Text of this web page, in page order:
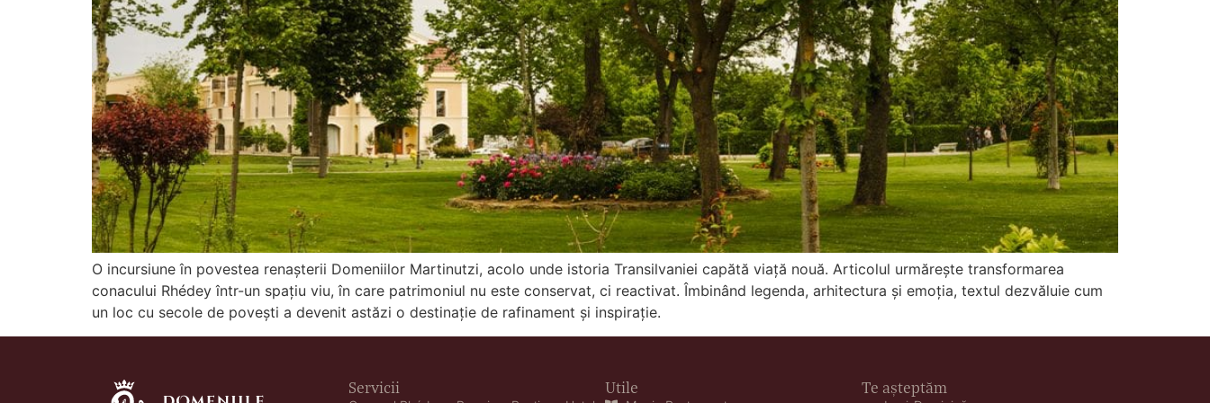
O incursiune în povestea renașterii Domeniilor Martinutzi, acolo unde istoria Transilvaniei capătă viață nouă. Articolul urmărește transformarea
conacului Rhédey într-un spațiu viu, în care patrimoniul nu este conservat, ci reactivat. Îmbinând legenda, arhitectura și emoția, textul dezvăluie cum
un loc cu secole de povești a devenit astăzi o destinație de rafinament și inspirație.
Servicii Utile Te așteptăm